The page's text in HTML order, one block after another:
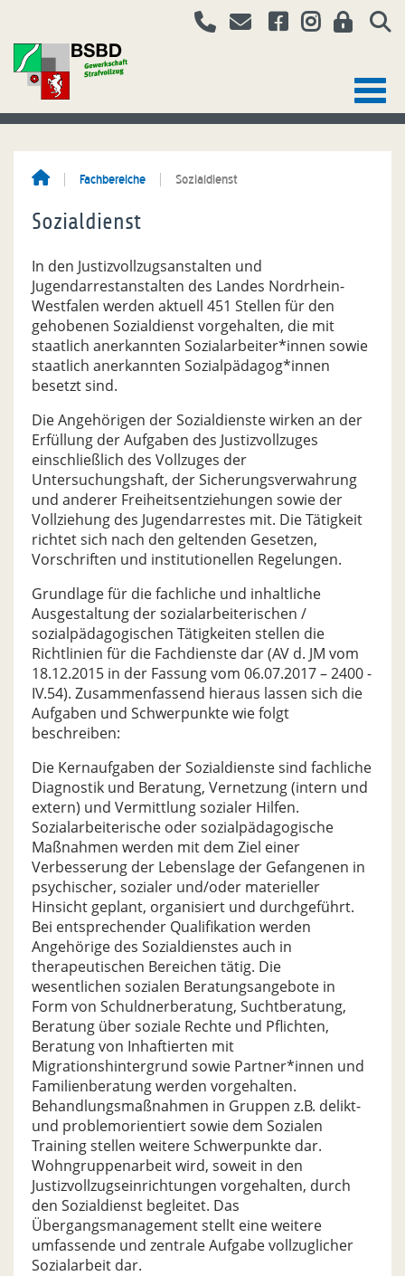
Fachbereiche Sozialdienst
Sozialdienst
In den Justizvollzugsanstalten und
Jugendarrestanstalten des Landes Nordrhein-
Westfalen werden aktuell 451 Stellen für den
gehobenen Sozialdienst vorgehalten, die mit
staatlich anerkannten Sozialarbeiter*innen sowie
staatlich anerkannten Sozialpädagog*innen
besetzt sind.
Die Angehörigen der Sozialdienste wirken an der
Erfüllung der Aufgaben des Justizvollzuges
einschließlich des Vollzuges der
Untersuchungshaft, der Sicherungsverwahrung
und anderer Freiheitsentziehungen sowie der
Vollziehung des Jugendarrestes mit. Die Tätigkeit
richtet sich nach den geltenden Gesetzen,
Vorschriften und institutionellen Regelungen.
Grundlage für die fachliche und inhaltliche
Ausgestaltung der sozialarbeiterischen /
sozialpädagogischen Tätigkeiten stellen die
Richtlinien für die Fachdienste dar (AV d. JM vom
18.12.2015 in der Fassung vom 06.07.2017 – 2400 -
IV.54). Zusammenfassend hieraus lassen sich die
Aufgaben und Schwerpunkte wie folgt
beschreiben:
Die Kernaufgaben der Sozialdienste sind fachliche
Diagnostik und Beratung, Vernetzung (intern und
extern) und Vermittlung sozialer Hilfen.
Sozialarbeiterische oder sozialpädagogische
Maßnahmen werden mit dem Ziel einer
Verbesserung der Lebenslage der Gefangenen in
psychischer, sozialer und/oder materieller
Hinsicht geplant, organisiert und durchgeführt.
Bei entsprechender Qualifikation werden
Angehörige des Sozialdienstes auch in
therapeutischen Bereichen tätig. Die
wesentlichen sozialen Beratungsangebote in
Form von Schuldnerberatung, Suchtberatung,
Beratung über soziale Rechte und Pflichten,
Beratung von Inhaftierten mit
Migrationshintergrund sowie Partner*innen und
Familienberatung werden vorgehalten.
Behandlungsmaßnahmen in Gruppen z.B. delikt-
und problemorientiert sowie dem Sozialen
Training stellen weitere Schwerpunkte dar.
Wohngruppenarbeit wird, soweit in den
Justizvollzugseinrichtungen vorgehalten, durch
den Sozialdienst begleitet. Das
Übergangsmanagement stellt eine weitere
umfassende und zentrale Aufgabe vollzuglicher
Sozialarbeit dar.